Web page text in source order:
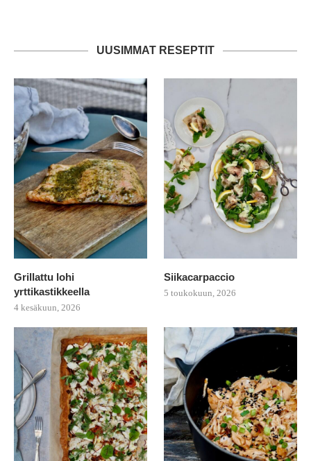
UUSIMMAT RESEPTIT
Grillattu lohi
yrttikastikkeella
4 kesäkuun, 2026
Siikacarpaccio
5 toukokuun, 2026